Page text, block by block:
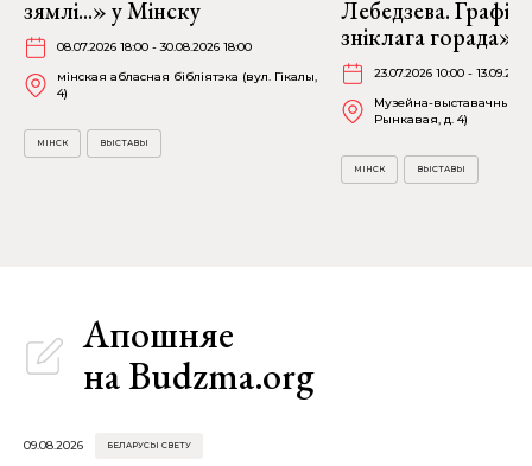
зямлі...» у Мінску
08.07.2026 18:00 - 30.08.2026 18:00
мінская абласная бібліятэка (вул. Гікалы,
4)
МІНСК ВЫСТАВЫ
Лебедзева.
зніклага горада»
23.07.2026 10:00 -
Музейна-выставачны
Рынкавая, д. 4)
МІНСК ВЫСТАВЫ
Апошняе
на Budzma.org
09.08.2026 БЕЛАРУСЫ СВЕТУ